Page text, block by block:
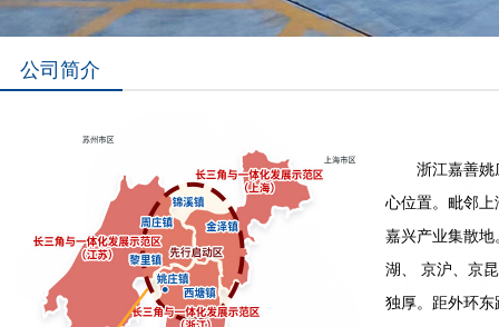
公司简介
浙江嘉善姚
心位置。毗邻上
嘉兴产业集散地
湖、 京沪、京
独厚。距外环东